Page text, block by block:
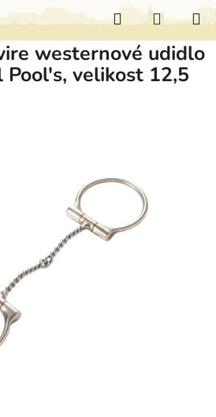
Hledat
KOŠÍK
westernové udidlo
velikost 12,5